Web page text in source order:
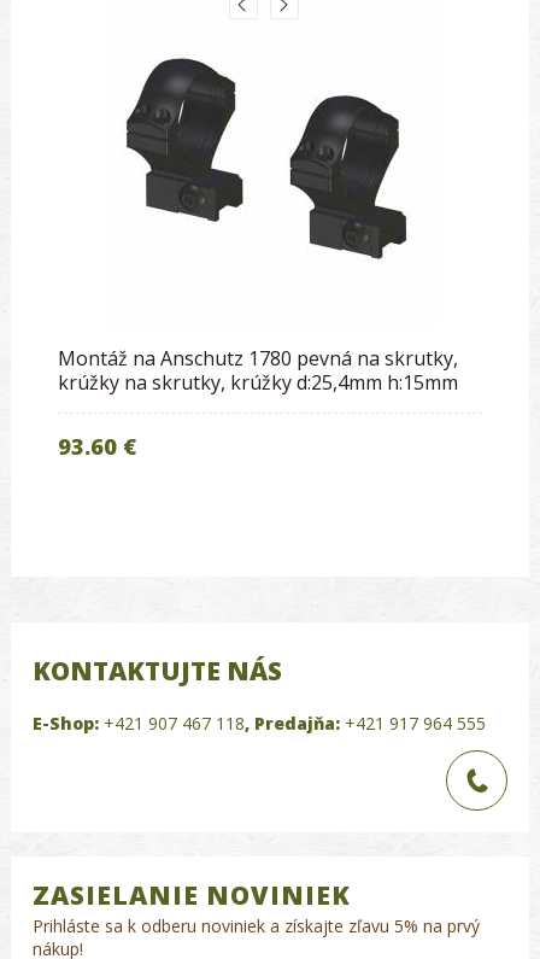
Montáž na Anschutz 1780 pevná na skrutky,
krúžky na skrutky, krúžky d:25,4mm h:15mm
93.60 €
KONTAKTUJTE NÁS
E-Shop: +421 907 467 118, Predajňa: +421 917 964 555
ZASIELANIE NOVINIEK
Prihláste sa k odberu noviniek a získajte zľavu 5% na prvý
nákup!